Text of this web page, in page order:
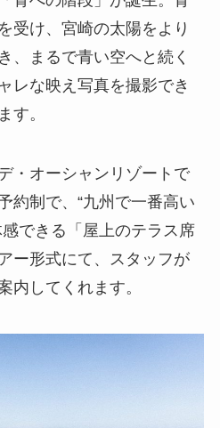
受け、宮崎の太陽をより
、まるで青い空へと続く
レな映え写真を撮影でき
す。
・オーシャンリゾートで
約制で、“九州で一番高い
できる「屋上のテラス席
ー形式にて、スタッフが
内してくれます。